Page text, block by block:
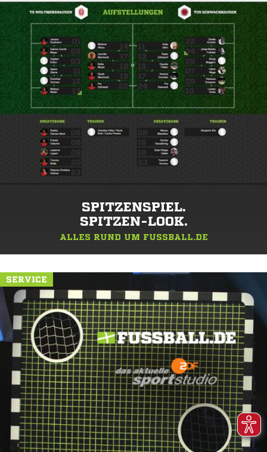
SPITZENSPIEL.
SPITZEN-LOOK.
ALLES RUND UM FUSSBALL.DE
SERVICE